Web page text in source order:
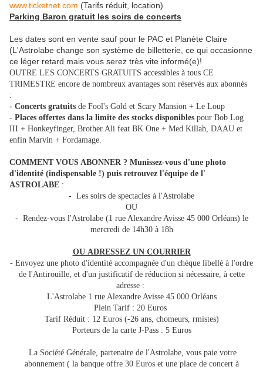
www.ticketnet.com (Tarifs réduit, location)
Parking Baron gratuit les soirs de concerts
Les dates sont en vente sauf pour le PAC et Planète Claire
(L'Astrolabe change son système de billetterie, ce qui occasionne
ce léger retard mais vous serez très vite informé(e)!
OUTRE LES CONCERTS GRATUITS accessibles à tous CE
TRIMESTRE encore de nombreux avantages sont réservés aux abonnés
:
- Concerts gratuits de Fool's Gold et Scary Mansion + Le Loup
- Places offertes dans la limite des stocks disponibles pour Bob Log
III + Honkeyfinger, Brother Ali feat BK One + Med Killah, DAAU et
enfin Marvin + Fordamage.
COMMENT VOUS ABONNER ? Munissez-vous d'une photo
d'identité (indispensable !) puis retrouvez l'équipe de l'
ASTROLABE :
- Les soirs de spectacles à l'Astrolabe
OU
- Rendez-vous l'Astrolabe (1 rue Alexandre Avisse 45 000 Orléans) le
mercredi de 14h30 à 18h
OU ADRESSEZ UN COURRIER
- Envoyez une photo d'identité accompagnée d'un chèque libellé à l'ordre
de l'Antirouille, et d'un justificatif de réduction si nécessaire, à cette
adresse :
L'Astrolabe 1 rue Alexandre Avisse 45 000 Orléans
Plein Tarif : 20 Euros
Tarif Réduit : 12 Euros (-26 ans, chomeurs, rmistes)
Porteurs de la carte J-Pass : 5 Euros
La Société Générale, partenaire de l'Astrolabe, vous paie votre
abonnement ( la banque offre 30 Euros et une place de concert à